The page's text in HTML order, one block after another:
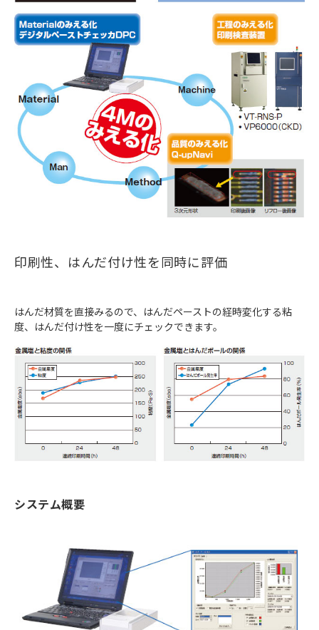
印刷性、はんだ付け性を同時に評価
はんだ材質を直接みるので、はんだペーストの経時変化する粘
度、はんだ付け性を一度にチェックできます。
システム概要